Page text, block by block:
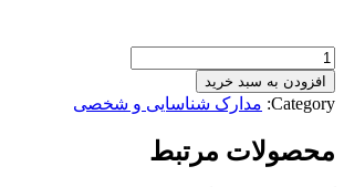
شناسنامه
متاهل
(با
فرزند)
افزودن به سبد خرید
Category: مدارک شناسایی و شخصی
محصولات مرتبط